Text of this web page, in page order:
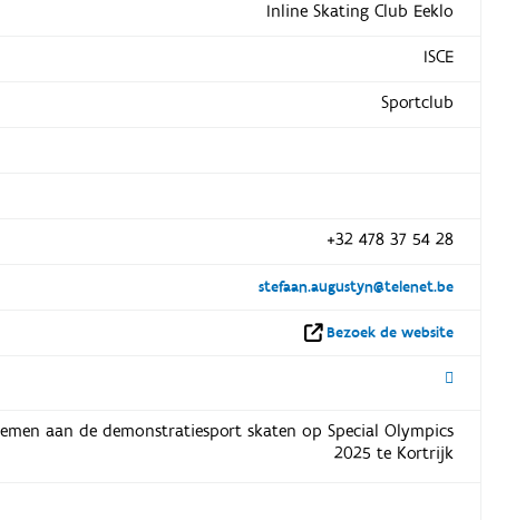
Inline Skating Club Eeklo
ISCE
Sportclub
+32 478 37 54 28
stefaan.augustyn@telenet.be
Bezoek de website
aan de demonstratiesport skaten op Special Olympics
2025 te Kortrijk